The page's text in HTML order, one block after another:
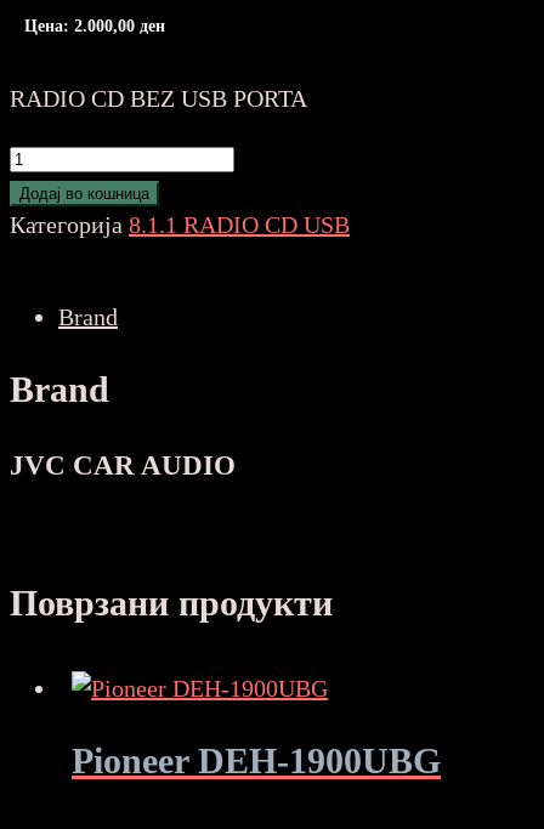
Цена: 2.000,00 ден
RADIO CD BEZ USB PORTA
JVC
KD-
R201
BEZ
количина
Додај во кошница
Категорија 8.1.1 RADIO CD USB
Brand
Brand
JVC CAR AUDIO
Поврзани продукти
Pioneer DEH-1900UBG